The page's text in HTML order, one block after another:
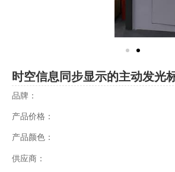
时空信息同步显示的主动发光
品牌：
产品价格：
产品颜色：
供应商：